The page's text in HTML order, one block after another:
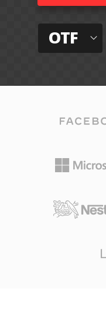
OTF